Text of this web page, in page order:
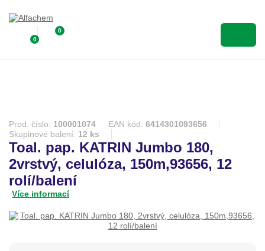
0
0
Prod. číslo: 100001074 EAN kód: 6414301093656
Skupinové balení: 12 ks
Toal. pap. KATRIN Jumbo 180,
2vrstvý, celulóza, 150m,93656, 12
rolí/balení
Více informací